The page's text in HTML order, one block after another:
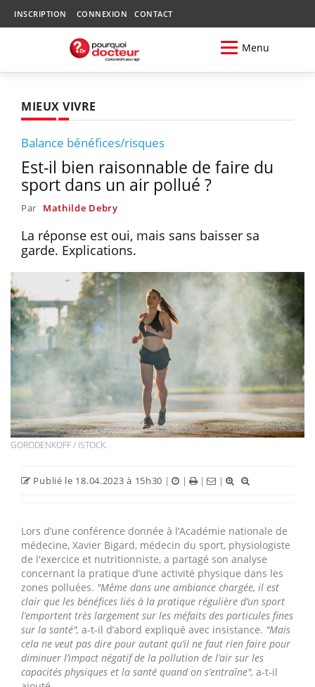
INSCRIPTION CONNEXION CONTACT
Menu
MIEUX VIVRE
Balance bénéfices/risques
Est-il bien raisonnable de faire du
sport dans un air pollué ?
Par Mathilde Debry
La réponse est oui, mais sans baisser sa
garde. Explications.
GORODENKOFF / ISTOCK.
Publié le 18.04.2023 à 15h30 | | | |
Lors d’une conférence donnée à l’Académie nationale de
médecine, Xavier Bigard, médecin du sport, physiologiste
de l'exercice et nutritionniste, a partagé son analyse
concernant la pratique d’une activité physique dans les
zones polluées. "Même dans une ambiance chargée, il est
clair que les bénéfices liés à la pratique régulière d’un sport
l’emportent très largement sur les méfaits des particules fines
sur la santé", a-t-il d’abord expliqué avec insistance. "Mais
cela ne veut pas dire pour autant qu’il ne faut rien faire pour
diminuer l’impact négatif de la pollution de l’air sur les
capacités physiques et la santé quand on s’entraîne", a-t-il